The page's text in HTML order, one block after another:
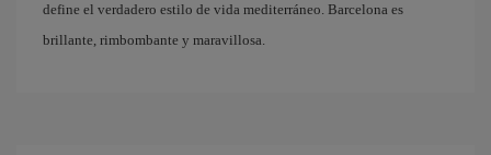
define el verdadero estilo de vida mediterráneo. Barcelona es
brillante, rimbombante y maravillosa.